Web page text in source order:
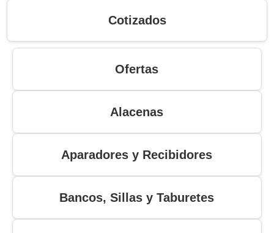
Cotizados
Ofertas
Alacenas
Aparadores y Recibidores
Bancos, Sillas y Taburetes